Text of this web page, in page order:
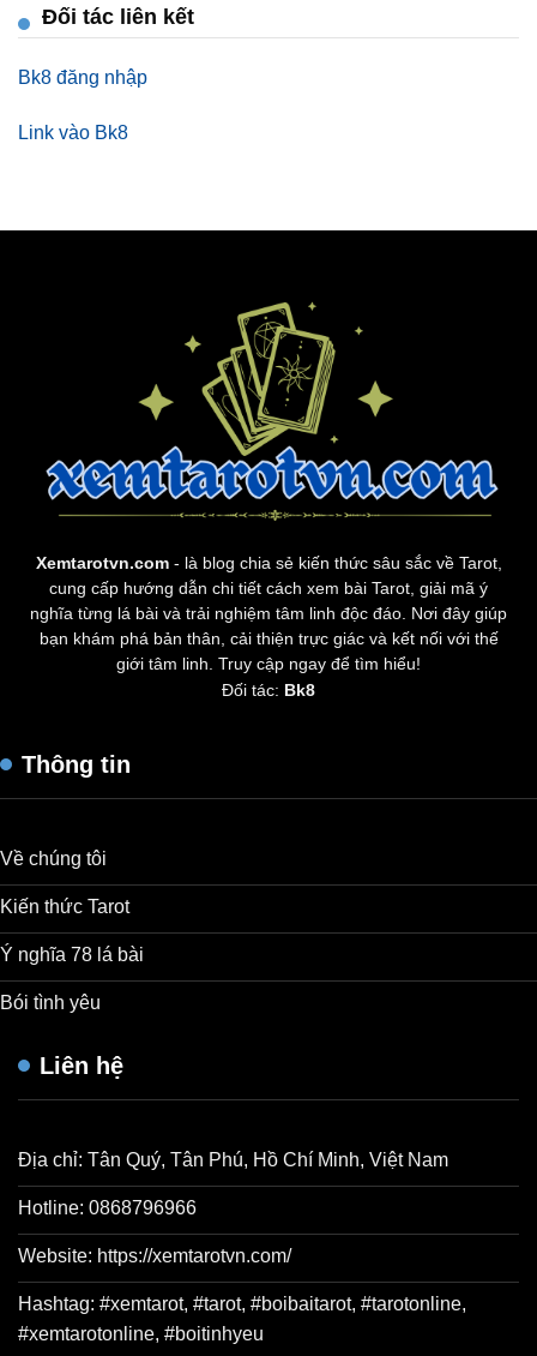
Đối tác liên kết
Bk8 đăng nhập
Link vào Bk8
Xemtarotvn.com- là blog chia sẻ kiến thức sâu sắc về Tarot,
cung cấp hướng dẫn chi tiết cách xem bài Tarot, giải mã ý
nghĩa từng lá bài và trải nghiệm tâm linh độc đáo. Nơi đây giúp
bạn khám phá bản thân, cải thiện trực giác và kết nối với thế
giới tâm linh. Truy cập ngay để tìm hiểu!
Đối tác: Bk8
Thông tin
Về chúng tôi
Kiến thức Tarot
Ý nghĩa 78 lá bài
Bói tình yêu
Liên hệ
Địa chỉ: Tân Quý, Tân Phú, Hồ Chí Minh, Việt Nam
Hotline: 0868796966
Website: https://xemtarotvn.com/
Hashtag: #xemtarot, #tarot, #boibaitarot, #tarotonline,
#xemtarotonline, #boitinhyeu